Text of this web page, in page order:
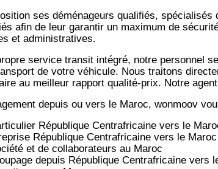
ses déménageurs qualifiés,
afin de leur garantir un maximum de
et administratives.
service transit intégré, notre personnel
de votre véhicule. Nous traitons
au meilleur rapport qualité-prix. Notre
depuis ou vers le Maroc, wonmoov
République Centrafricaine vers le
République Centrafricaine vers le
et de collaborateurs au Maroc
depuis République Centrafricaine vers